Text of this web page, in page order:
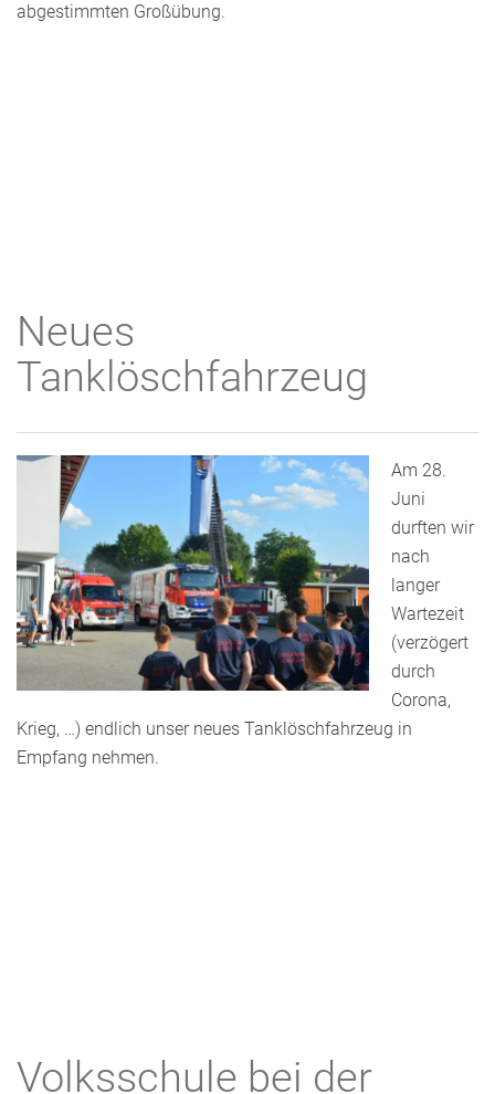
abgestimmten Großübung.
Neues
Tanklöschfahrzeug
Am 28.
Juni
durften wir
nach
langer
Wartezeit
(verzögert
durch
Corona,
Krieg, …) endlich unser neues Tanklöschfahrzeug in
Empfang nehmen.
Volksschule bei der